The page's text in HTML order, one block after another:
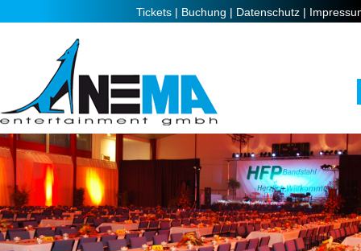
Datenschutz |
Buchung |
Tickets |